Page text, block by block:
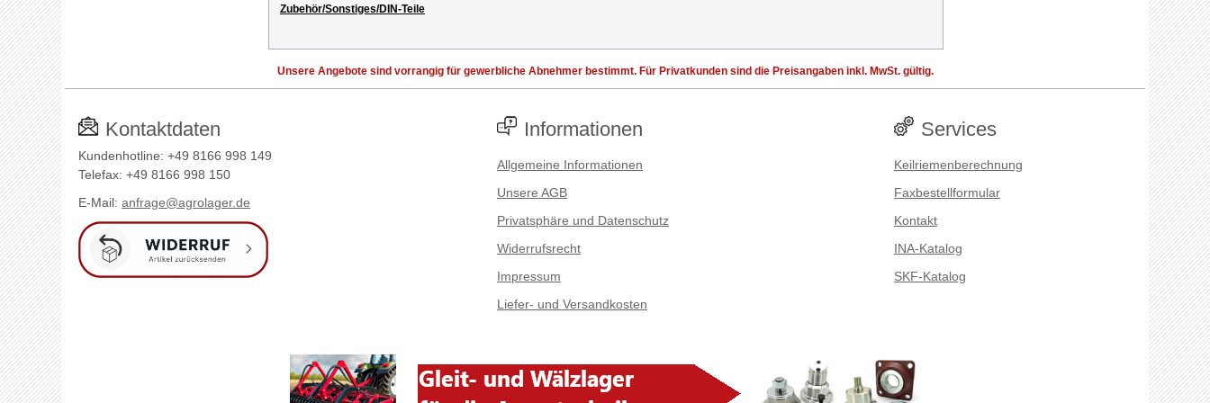
Zubehör/Sonstiges/DIN-Teile
Unsere Angebote sind vorrangig für gewerbliche Abnehmer bestimmt. Für Privatkunden sind die Preisangaben inkl. MwSt. gültig.
Kontaktdaten
Kundenhotline: +49 8166 998 149
Telefax: +49 8166 998 150
E-Mail: anfrage@agrolager.de
Informationen
Allgemeine Informationen
Unsere AGB
Privatsphäre und Datenschutz
Widerrufsrecht
Impressum
Liefer- und Versandkosten
Services
Keilriemenberechnung
Faxbestellformular
Kontakt
INA-Katalog
SKF-Katalog